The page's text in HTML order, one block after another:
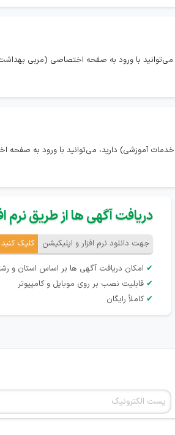
با ورود به صفحه اختصاصی (مربی
آموزشی) دارید، می‌توانید با ورود به صفحه
دریافت آگهی ها از طریق نرم
جهت دانلود نرم افزار و اپلیکیشن کلیک
✔ امکان دریافت آگهی ها بر اساس استان و
✔ قابلیت نصب بر روی موبایل و کامپیوتر
✔ کاملاً رایگان